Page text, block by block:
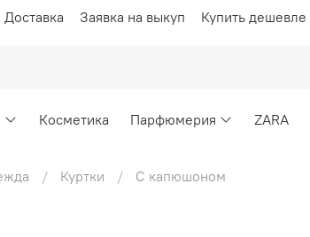
Доставка Заявка на выкуп Купить дешевле
Косметика Парфюмерия ZARA
Куртки С капюшоном